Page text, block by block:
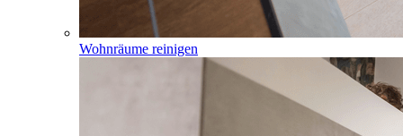
Wohnräume reinigen